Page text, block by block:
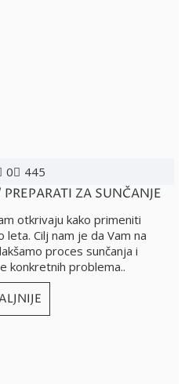
0 445
ZA SUNČANJE
otkrivaju kako primeniti
Cilj nam je da Vam na
proces sunčanja i
konkretnih problema..